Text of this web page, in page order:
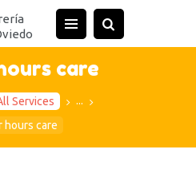
care
Services
...
hours care